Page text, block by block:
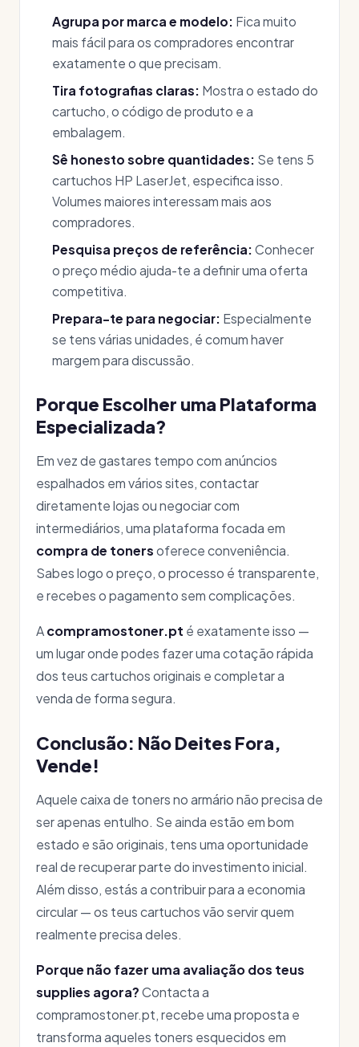
Agrupa por marca e modelo: Fica muito
mais fácil para os compradores encontrar
exatamente o que precisam.
Tira fotografias claras: Mostra o estado do
cartucho, o código de produto e a
embalagem.
Sê honesto sobre quantidades: Se tens 5
cartuchos HP LaserJet, especifica isso.
Volumes maiores interessam mais aos
compradores.
Pesquisa preços de referência: Conhecer
o preço médio ajuda-te a definir uma oferta
competitiva.
Prepara-te para negociar: Especialmente
se tens várias unidades, é comum haver
margem para discussão.
Porque Escolher uma Plataforma
Especializada?
Em vez de gastares tempo com anúncios
espalhados em vários sites, contactar
diretamente lojas ou negociar com
intermediários, uma plataforma focada em
compra de tonersoferece conveniência.
Sabes logo o preço, o processo é transparente,
e recebes o pagamento sem complicações.
Acompramostoner.pt é exatamente isso —
um lugar onde podes fazer uma cotação rápida
dos teus cartuchos originais e completar a
venda de forma segura.
Conclusão: Não Deites Fora,
Vende!
Aquele caixa de toners no armário não precisa de
ser apenas entulho. Se ainda estão em bom
estado e são originais, tens uma oportunidade
real de recuperar parte do investimento inicial.
Além disso, estás a contribuir para a economia
circular — os teus cartuchos vão servir quem
realmente precisa deles.
Porque não fazer uma avaliação dos teus
supplies agora?Contacta a
compramostoner.pt, recebe uma proposta e
transforma aqueles toners esquecidos em